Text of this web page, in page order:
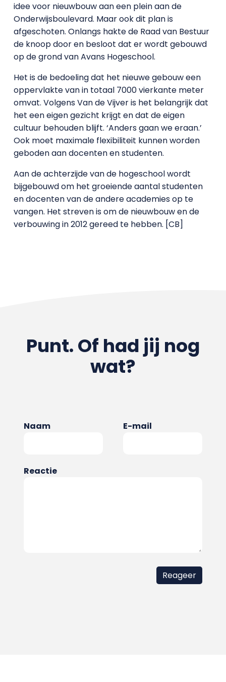
idee voor nieuwbouw aan een plein aan de
Onderwijsboulevard. Maar ook dit plan is
afgeschoten. Onlangs hakte de Raad van Bestuur
de knoop door en besloot dat er wordt gebouwd
op de grond van Avans Hogeschool.
Het is de bedoeling dat het nieuwe gebouw een
oppervlakte van in totaal 7000 vierkante meter
omvat. Volgens Van de Vijver is het belangrijk dat
het een eigen gezicht krijgt en dat de eigen
cultuur behouden blijft. ‘Anders gaan we eraan.’
Ook moet maximale flexibiliteit kunnen worden
geboden aan docenten en studenten.
Aan de achterzijde van de hogeschool wordt
bijgebouwd om het groeiende aantal studenten
en docenten van de andere academies op te
vangen. Het streven is om de nieuwbouw en de
verbouwing in 2012 gereed te hebben. [CB]
Punt. Of had jij nog
wat?
Naam E-mail
Reactie